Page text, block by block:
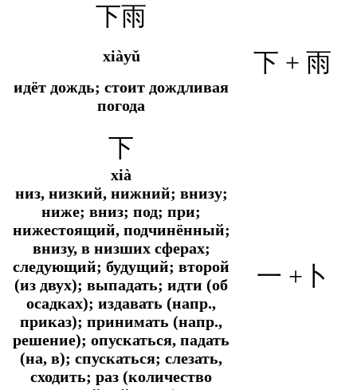
下雨
xiàyǔ
идёт дождь; стоит дождливая
погода
下 + 雨
下
xià
низ, низкий, нижний; внизу;
ниже; вниз; под; при;
нижестоящий, подчинённый;
внизу, в низших сферах;
следующий; будущий; второй
(из двух); выпадать; идти (об
осадках); издавать (напр.,
приказ); принимать (напр.,
решение); опускаться, падать
(на, в); спускаться; слезать,
сходить; раз (количество
一 +卜